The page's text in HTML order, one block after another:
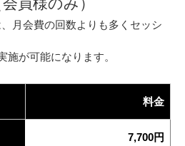
月会費の回数よりも多くセッシ
施が可能になります。
料金
7,700円